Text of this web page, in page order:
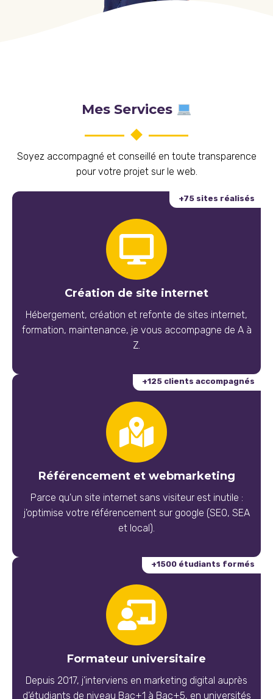
Mes Services
Soyez accompagné et conseillé en toute transparence
pour votre projet sur le web.
Création de site internet
Hébergement, création et refonte de sites internet,
formation, maintenance, je vous accompagne de A à
Z.
+75 sites réalisés
Référencement et webmarketing
Parce qu'un site internet sans visiteur est inutile :
j'optimise votre référencement sur google (SEO, SEA
et local).
+125 clients accompagnés
Formateur universitaire
Depuis 2017, j’interviens en marketing digital auprès
d’étudiants de niveau Bac+1 à Bac+5, en universités
+1500 étudiants formés